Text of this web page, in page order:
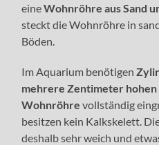
eineWohnröhre aus Sand
steckt die Wohnröhre in
Böden.
Im Aquarium benötigen
mehrere Zentimeter hohen
Wohnröhre vollständig
besitzen kein Kalkskelett.
deshalb sehr weich und